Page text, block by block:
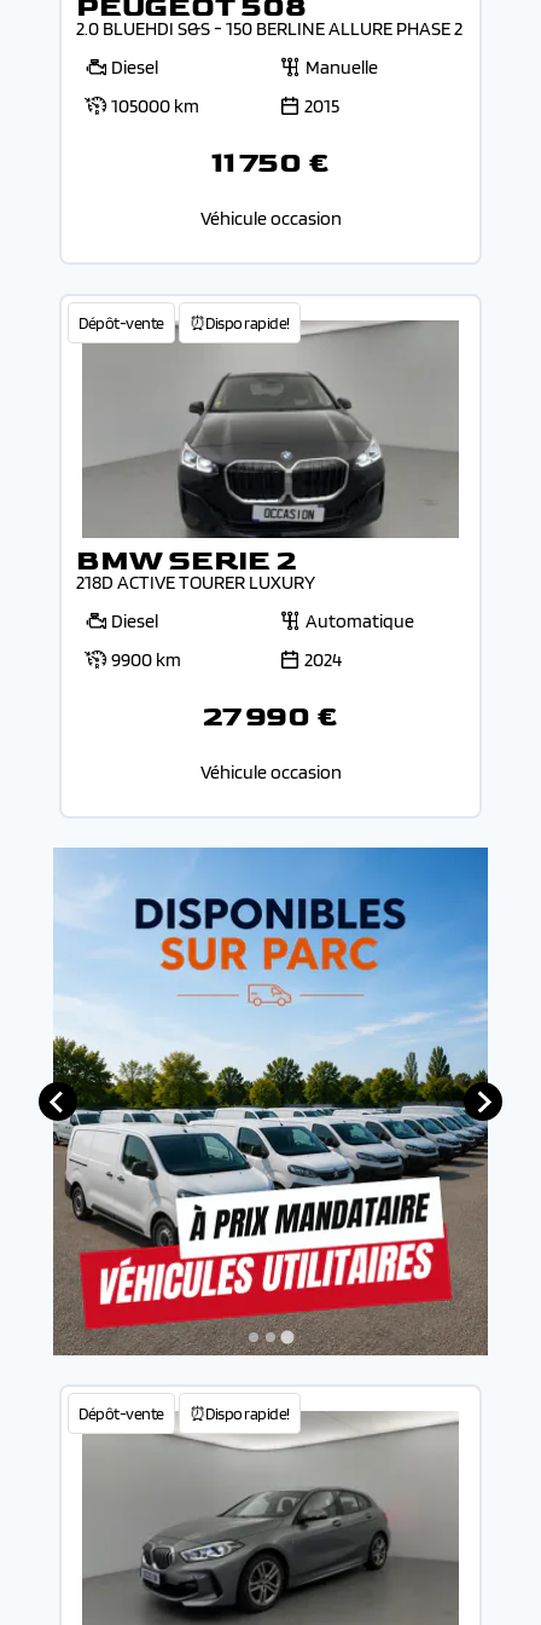
2.0 BLUEHDI S&S - 150 BERLINE ALLURE PHASE 2
Diesel
Manuelle
105000 km
2015
11 750 €
Véhicule occasion
Dépôt-vente ⏰Dispo rapide!
BMW SERIE 2
218D ACTIVE TOURER LUXURY
Diesel
Automatique
9900 km
2024
27 990 €
Véhicule occasion
Dépôt-vente ⏰Dispo rapide!